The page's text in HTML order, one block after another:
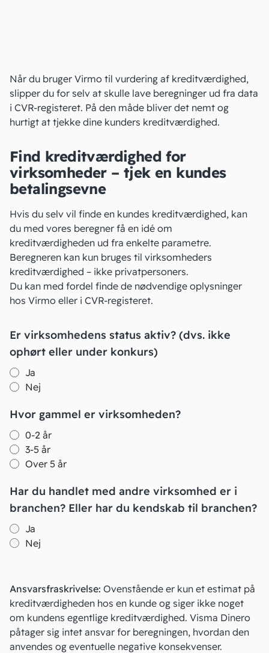
Når du bruger Virmo til vurdering af kreditværdighed,
slipper du for selv at skulle lave beregninger ud fra data
i CVR-registeret. På den måde bliver det nemt og
hurtigt at tjekke dine kunders kreditværdighed.
Find kreditværdighed for
virksomheder – tjek en kundes
betalingsevne
Hvis du selv vil finde en kundes kreditværdighed, kan
du med vores beregner få en idé om
kreditværdigheden ud fra enkelte parametre.
Beregneren kan kun bruges til virksomheders
kreditværdighed – ikke privatpersoners.
Du kan med fordel finde de nødvendige oplysninger
hos Virmo eller i CVR-registeret.
Er virksomhedens status aktiv? (dvs. ikke
ophørt eller under konkurs)
Ja
Nej
Hvor gammel er virksomheden?
0-2 år
3-5 år
Over 5 år
Har du handlet med andre virksomhed er i
branchen? Eller har du kendskab til branchen?
Ja
Nej
Ansvarsfraskrivelse: Ovenstående er kun et estimat på
kreditværdigheden hos en kunde og siger ikke noget
om kundens egentlige kreditværdighed. Visma Dinero
påtager sig intet ansvar for beregningen, hvordan den
anvendes og eventuelle negative konsekvenser.